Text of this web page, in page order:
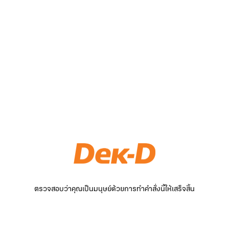
ตรวจสอบว่าคุณเป็นมนุษย์ด้วยการทำคำสั่งนี้ให้เสร็จสิ้น